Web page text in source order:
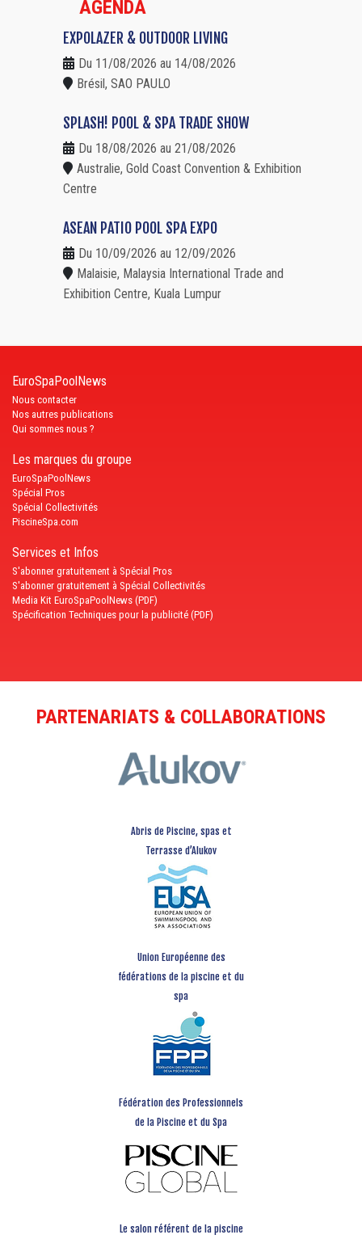
AGENDA
EXPOLAZER & OUTDOOR LIVING
Du 11/08/2026 au 14/08/2026
Brésil, SAO PAULO
SPLASH! POOL & SPA TRADE SHOW
Du 18/08/2026 au 21/08/2026
Australie, Gold Coast Convention & Exhibition
Centre
ASEAN PATIO POOL SPA EXPO
Du 10/09/2026 au 12/09/2026
Malaisie, Malaysia International Trade and
Exhibition Centre, Kuala Lumpur
EuroSpaPoolNews
Nous contacter
Nos autres publications
Qui sommes nous ?
Les marques du groupe
EuroSpaPoolNews
Spécial Pros
Spécial Collectivités
PiscineSpa.com
Services et Infos
S'abonner gratuitement à Spécial Pros
S'abonner gratuitement à Spécial Collectivités
Media Kit EuroSpaPoolNews (PDF)
Spécification Techniques pour la publicité (PDF)
PARTENARIATS & COLLABORATIONS
Abris de Piscine, spas et
Terrasse d’Alukov
Union Européenne des
fédérations de la piscine et du
spa
Fédération des Professionnels
de la Piscine et du Spa
Le salon référent de la piscine